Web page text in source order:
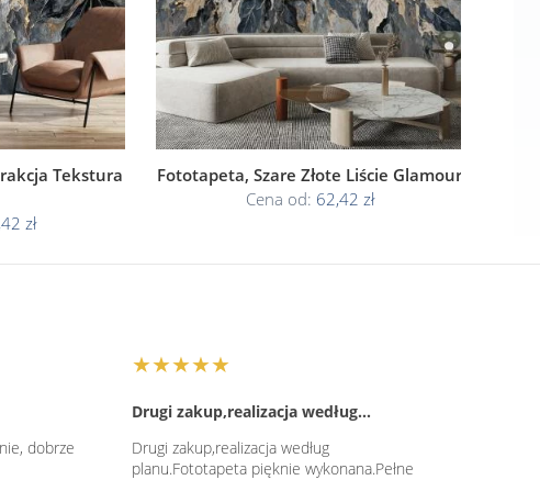
Tekstura
zł
Fototapeta, Szare Złote Liście Glamour
Cena od: 62,42 zł
dobrze
★★★★★
Drugi zakup,realizacja według…
Drugi zakup,realizacja według
planu.Fototapeta pięknie wykonana.Pełne